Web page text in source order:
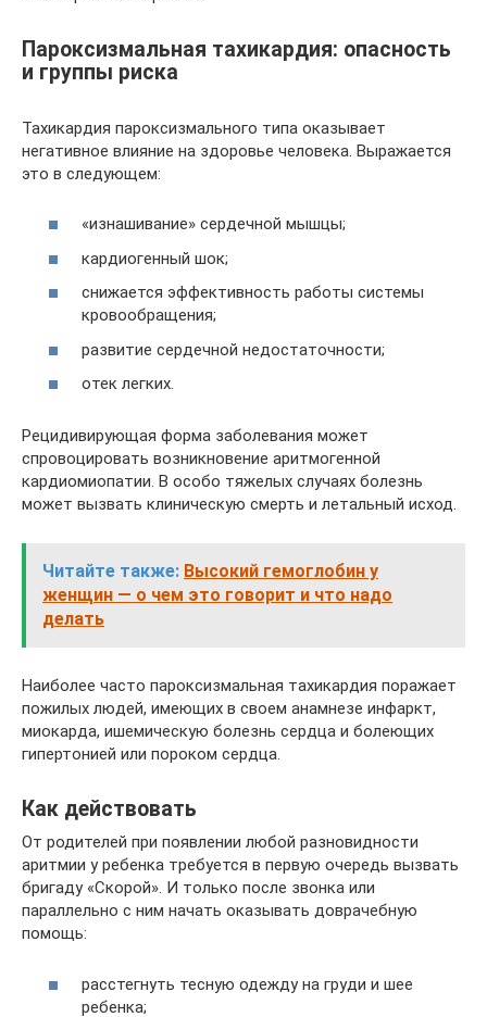
Пароксизмальная тахикардия: опасность
и группы риска
Тахикардия пароксизмального типа оказывает
негативное влияние на здоровье человека. Выражается
это в следующем:
«изнашивание» сердечной мышцы;
кардиогенный шок;
снижается эффективность работы системы
кровообращения;
развитие сердечной недостаточности;
отек легких.
Рецидивирующая форма заболевания может
спровоцировать возникновение аритмогенной
кардиомиопатии. В особо тяжелых случаях болезнь
может вызвать клиническую смерть и летальный исход.
Читайте также: Высокий гемоглобин у
женщин — о чем это говорит и что надо
делать
Наиболее часто пароксизмальная тахикардия поражает
пожилых людей, имеющих в своем анамнезе инфаркт,
миокарда, ишемическую болезнь сердца и болеющих
гипертонией или пороком сердца.
Как действовать
От родителей при появлении любой разновидности
аритмии у ребенка требуется в первую очередь вызвать
бригаду «Скорой». И только после звонка или
параллельно с ним начать оказывать доврачебную
помощь:
расстегнуть тесную одежду на груди и шее
ребенка;